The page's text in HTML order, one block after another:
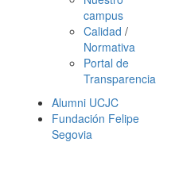
campus
Calidad /
Normativa
Portal de
Transparencia
Alumni UCJC
Fundación Felipe
Segovia